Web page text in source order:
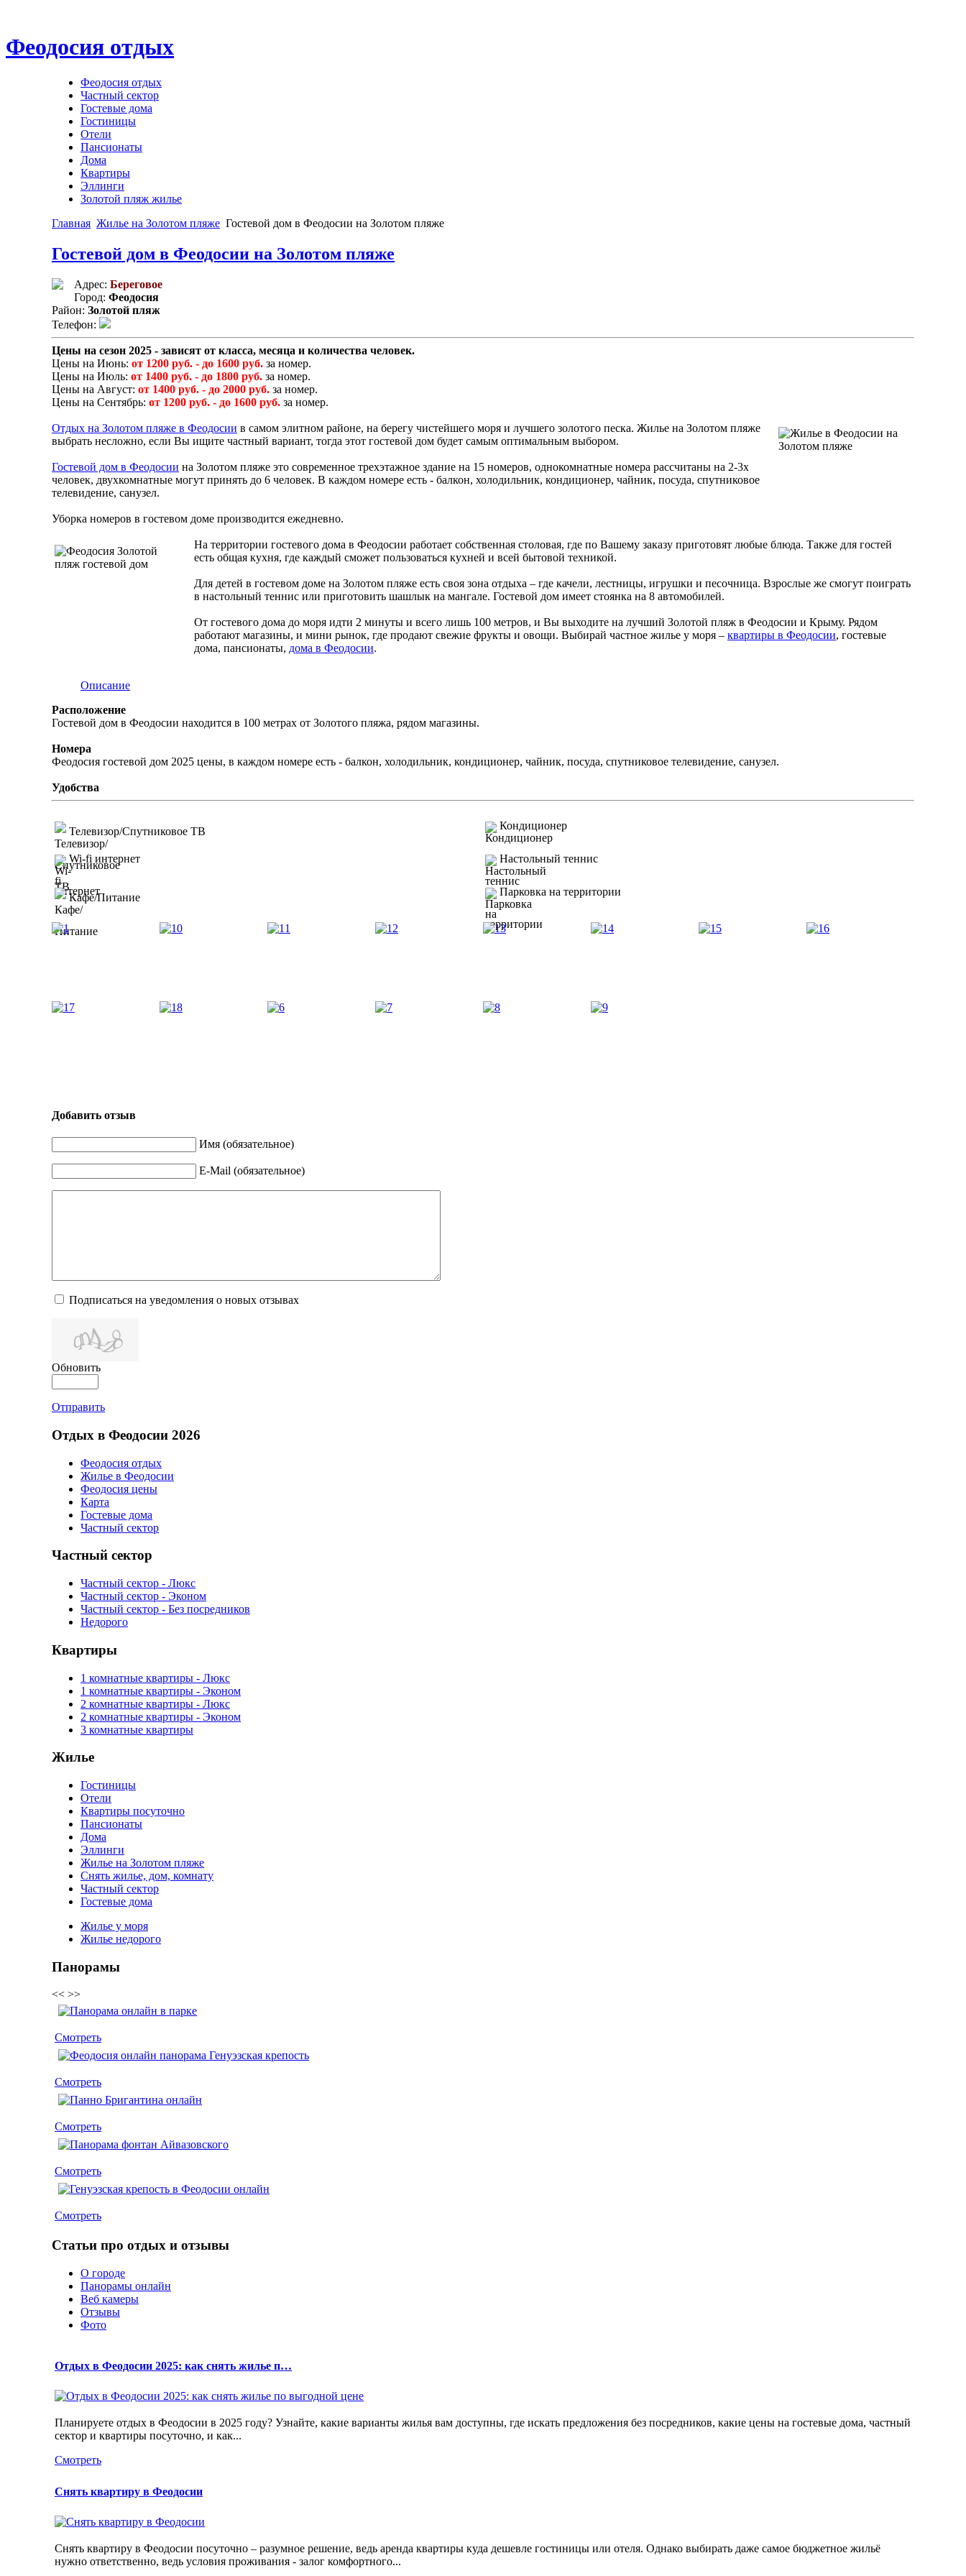
Феодосия отдых
Феодосия отдых
Частный сектор
Гостевые дома
Гостиницы
Отели
Пансионаты
Дома
Квартиры
Эллинги
Золотой пляж жилье
Главная Жилье на Золотом пляже Гостевой дом в Феодосии на Золотом пляже
Гостевой дом в Феодосии на Золотом пляже
Адрес: Береговое
Город: Феодосия
Район: Золотой пляж
Телефон:
Цены на сезон 2025 - зависят от класса, месяца и количества человек.
Цены на Июнь: от 1200 руб. - до 1600 руб. за номер.
Цены на Июль: от 1400 руб. - до 1800 руб. за номер.
Цены на Август: от 1400 руб. - до 2000 руб. за номер.
Цены на Сентябрь: от 1200 руб. - до 1600 руб. за номер.
Отдых на Золотом пляже в Феодосии в самом элитном районе, на берегу чистейшего моря и лучшего золотого песка. Жилье на Золотом пляже
выбрать несложно, если Вы ищите частный вариант, тогда этот гостевой дом будет самым оптимальным выбором.
Гостевой дом в Феодосии на Золотом пляже это современное трехэтажное здание на 15 номеров, однокомнатные номера рассчитаны на 2-3х
человек, двухкомнатные могут принять до 6 человек. В каждом номере есть - балкон, холодильник, кондиционер, чайник, посуда, спутниковое
телевидение, санузел.
Уборка номеров в гостевом доме производится ежедневно.
На территории гостевого дома в Феодосии работает собственная столовая, где по Вашему заказу приготовят любые блюда. Также для гостей
есть общая кухня, где каждый сможет пользоваться кухней и всей бытовой техникой.
Для детей в гостевом доме на Золотом пляже есть своя зона отдыха – где качели, лестницы, игрушки и песочница. Взрослые же смогут поиграть
в настольный теннис или приготовить шашлык на мангале. Гостевой дом имеет стоянка на 8 автомобилей.
От гостевого дома до моря идти 2 минуты и всего лишь 100 метров, и Вы выходите на лучший Золотой пляж в Феодосии и Крыму. Рядом
работают магазины, и мини рынок, где продают свежие фрукты и овощи. Выбирай частное жилье у моря – квартиры в Феодосии, гостевые
дома, пансионаты, дома в Феодосии.
Описание
Расположение
Гостевой дом в Феодосии находится в 100 метрах от Золотого пляжа, рядом магазины.
Номера
Феодосия гостевой дом 2025 цены, в каждом номере есть - балкон, холодильник, кондиционер, чайник, посуда, спутниковое телевидение, санузел.
Удобства
Телевизор/Спутниковое ТВ
Wi-fi интернет
Кафе/Питание
Кондиционер
Настольный теннис
Парковка на территории
Добавить отзыв
Имя (обязательное)
E-Mail (обязательное)
Подписаться на уведомления о новых отзывах
Обновить
Отправить
Отдых в Феодосии 2026
Феодосия отдых
Жилье в Феодосии
Феодосия цены
Карта
Гостевые дома
Частный сектор
Частный сектор
Частный сектор - Люкс
Частный сектор - Эконом
Частный сектор - Без посредников
Недорого
Квартиры
1 комнатные квартиры - Люкс
1 комнатные квартиры - Эконом
2 комнатные квартиры - Люкс
2 комнатные квартиры - Эконом
3 комнатные квартиры
Жилье
Гостиницы
Отели
Квартиры посуточно
Пансионаты
Дома
Эллинги
Жилье на Золотом пляже
Снять жилье, дом, комнату
Частный сектор
Гостевые дома
Жилье у моря
Жилье недорого
Панорамы
<< >>
Смотреть
Смотреть
Смотреть
Смотреть
Смотреть
Статьи про отдых и отзывы
О городе
Панорамы онлайн
Веб камеры
Отзывы
Фото
Отдых в Феодосии 2025: как снять жилье п…
Планируете отдых в Феодосии в 2025 году? Узнайте, какие варианты жилья вам доступны, где искать предложения без посредников, какие цены на гостевые дома, частный
сектор и квартиры посуточно, и как...
Смотреть
Снять квартиру в Феодосии
Снять квартиру в Феодосии посуточно – разумное решение, ведь аренда квартиры куда дешевле гостиницы или отеля. Однако выбирать даже самое бюджетное жильё
нужно ответственно, ведь условия проживания - залог комфортного...